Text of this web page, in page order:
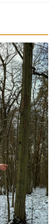
पाएं 3-4
आपकी